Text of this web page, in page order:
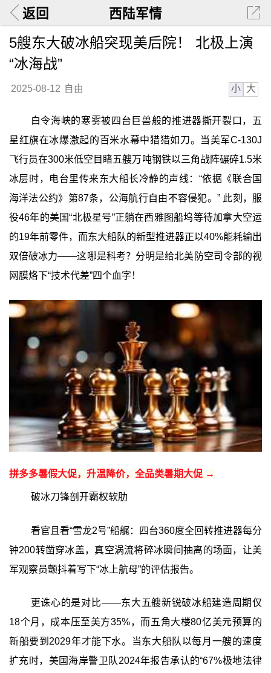
返回 西陆军情
5艘东大破冰船突现美后院！ 北极上演
“冰海战”
2025-08-12 自由 小 大
白令海峡的寒雾被四台巨兽般的推进器撕开裂口，五
星红旗在冰爆激起的百米水幕中猎猎如刀。当美军C-130J
飞行员在300米低空目睹五艘万吨钢铁以三角战阵碾碎1.5米
冰层时，电台里传来东大船长冷静的声线：“依据《联合国
海洋法公约》第87条，公海航行自由不容侵犯。” 此刻，服
役46年的美国“北极星号”正躺在西雅图船坞等待加拿大空运
的19年前零件，而东大船队的新型推进器正以40%能耗输出
双倍破冰力——这哪是科考？分明是给北美防空司令部的视
网膜烙下“技术代差”四个血字！
拼多多暑假大促，升温降价，全品类暑期大促 →
破冰刀锋剖开霸权软肋
看官且看“雪龙2号”船艉：四台360度全回转推进器每分
钟200转凿穿冰盖，真空涡流将碎冰瞬间抽离的场面，让美
军观察员颤抖着写下“冰上航母”的评估报告。
更诛心的是对比——东大五艘新锐破冰船建造周期仅
18个月，成本压至美方35%，而五角大楼80亿美元预算的
新船要到2029年才能下水。当东大船队以每月一艘的速度
扩充时，美国海岸警卫队2024年报告承认的“67%极地法律